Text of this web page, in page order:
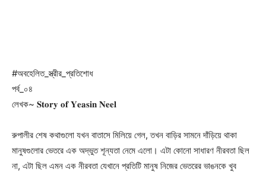
#অবহেলিত_স্ত্রীর_প্রতিশোধ
পর্ব_০৪
লেখক~ 𝐒𝐭𝐨𝐫𝐲 𝐨𝐟 𝐘𝐞𝐚𝐬𝐢𝐧 𝐍𝐞𝐞𝐥
রুপালীর শেষ কথাগুলো যখন বাতাসে মিলিয়ে গেল, তখন বাড়ির সামনে দাঁড়িয়ে থাকা
মানুষগুলোর ভেতরে এক অদ্ভুত শূন্যতা নেমে এলো। এটা কোনো সাধারণ নীরবতা ছিল
না, এটা ছিল এমন এক নীরবতা যেখানে প্রতিটি মানুষ নিজের ভেতরের ভাঙনকে খুব